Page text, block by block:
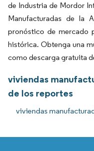
de Industria de Mordor
Manufacturadas de la
pronóstico de mercado
histórica. Obtenga una
como descarga gratuita
viviendas
de los reportes
viviendas